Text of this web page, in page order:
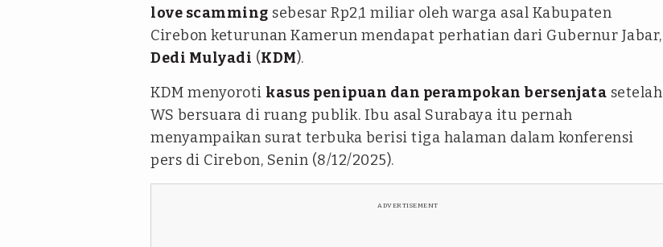
love scamming sebesar Rp2,1 miliar oleh warga asal Kabupaten
Cirebon keturunan Kamerun mendapat perhatian dari Gubernur Jabar,
Dedi Mulyadi (KDM).
KDM menyoroti kasus penipuan dan perampokan bersenjata setelah
WS bersuara di ruang publik. Ibu asal Surabaya itu pernah
menyampaikan surat terbuka berisi tiga halaman dalam konferensi
pers di Cirebon, Senin (8/12/2025).
ADVERTISEMENT